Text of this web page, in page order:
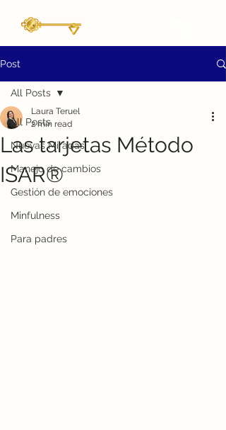
Post
All Posts
Nuevas Miradas
Manejo de cambios
Gestión de emociones
Minfulness
Para padres
All Posts
Las tarjetas Método
ISAR®
Laura Teruel
2 min read